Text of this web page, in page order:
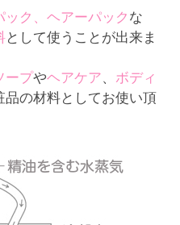
ク、ヘアーパック な
として使うことが出来ま
ープやヘアケア、 ボディ
品の材料としてお使い頂